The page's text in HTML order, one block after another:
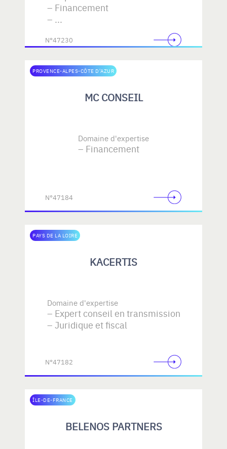
Financement
...
N°47230
PROVENCE-ALPES-CÔTE D'AZUR
MC CONSEIL
Domaine d'expertise
Financement
N°47184
PAYS DE LA LOIRE
KACERTIS
Domaine d'expertise
Expert conseil en transmission
Juridique et fiscal
N°47182
ÎLE-DE-FRANCE
BELENOS PARTNERS